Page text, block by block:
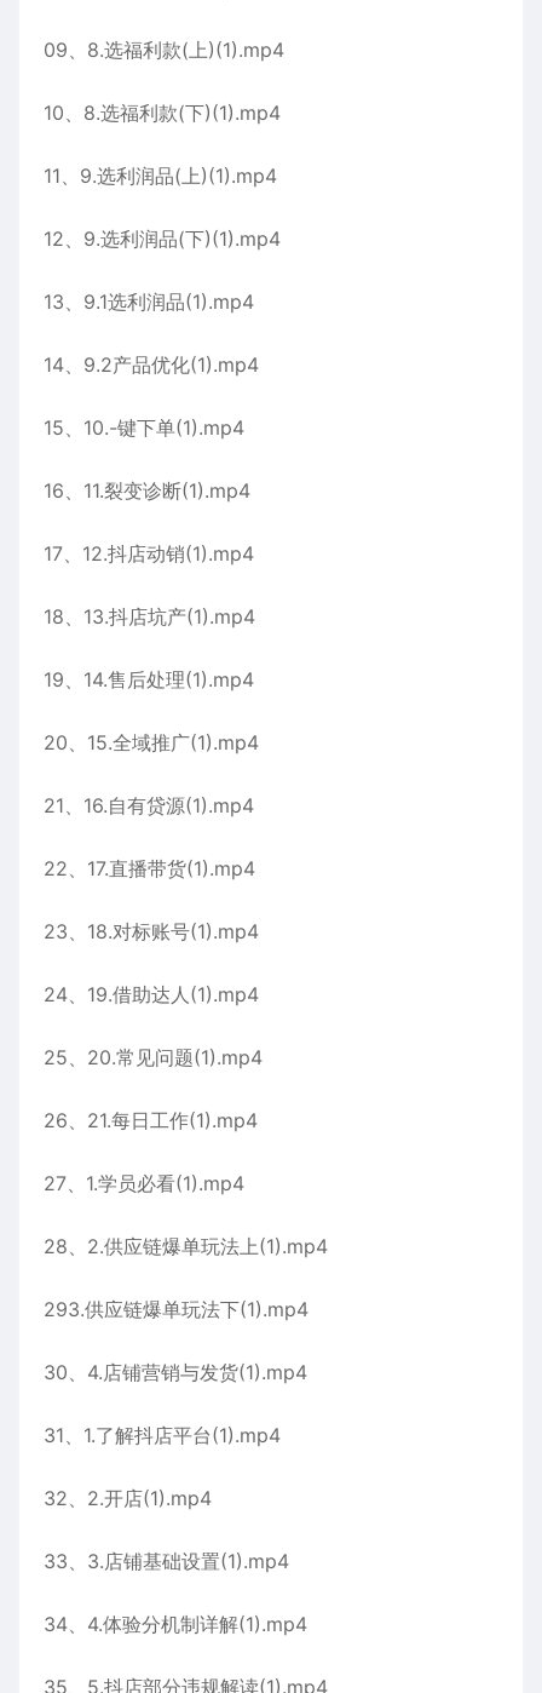
09、8.选福利款(上)(1).mp4
10、8.选福利款(下)(1).mp4
11、9.选利润品(上)(1).mp4
12、9.选利润品(下)(1).mp4
13、9.1选利润品(1).mp4
14、9.2产品优化(1).mp4
15、10.-键下单(1).mp4
16、11.裂变诊断(1).mp4
17、12.抖店动销(1).mp4
18、13.抖店坑产(1).mp4
19、14.售后处理(1).mp4
20、15.全域推广(1).mp4
21、16.自有贷源(1).mp4
22、17.直播带货(1).mp4
23、18.对标账号(1).mp4
24、19.借助达人(1).mp4
25、20.常见问题(1).mp4
26、21.每日工作(1).mp4
27、1.学员必看(1).mp4
28、2.供应链爆单玩法上(1).mp4
293.供应链爆单玩法下(1).mp4
30、4.店铺营销与发货(1).mp4
31、1.了解抖店平台(1).mp4
32、2.开店(1).mp4
33、3.店铺基础设置(1).mp4
34、4.体验分机制详解(1).mp4
35、5.抖店部分违规解读(1).mp4